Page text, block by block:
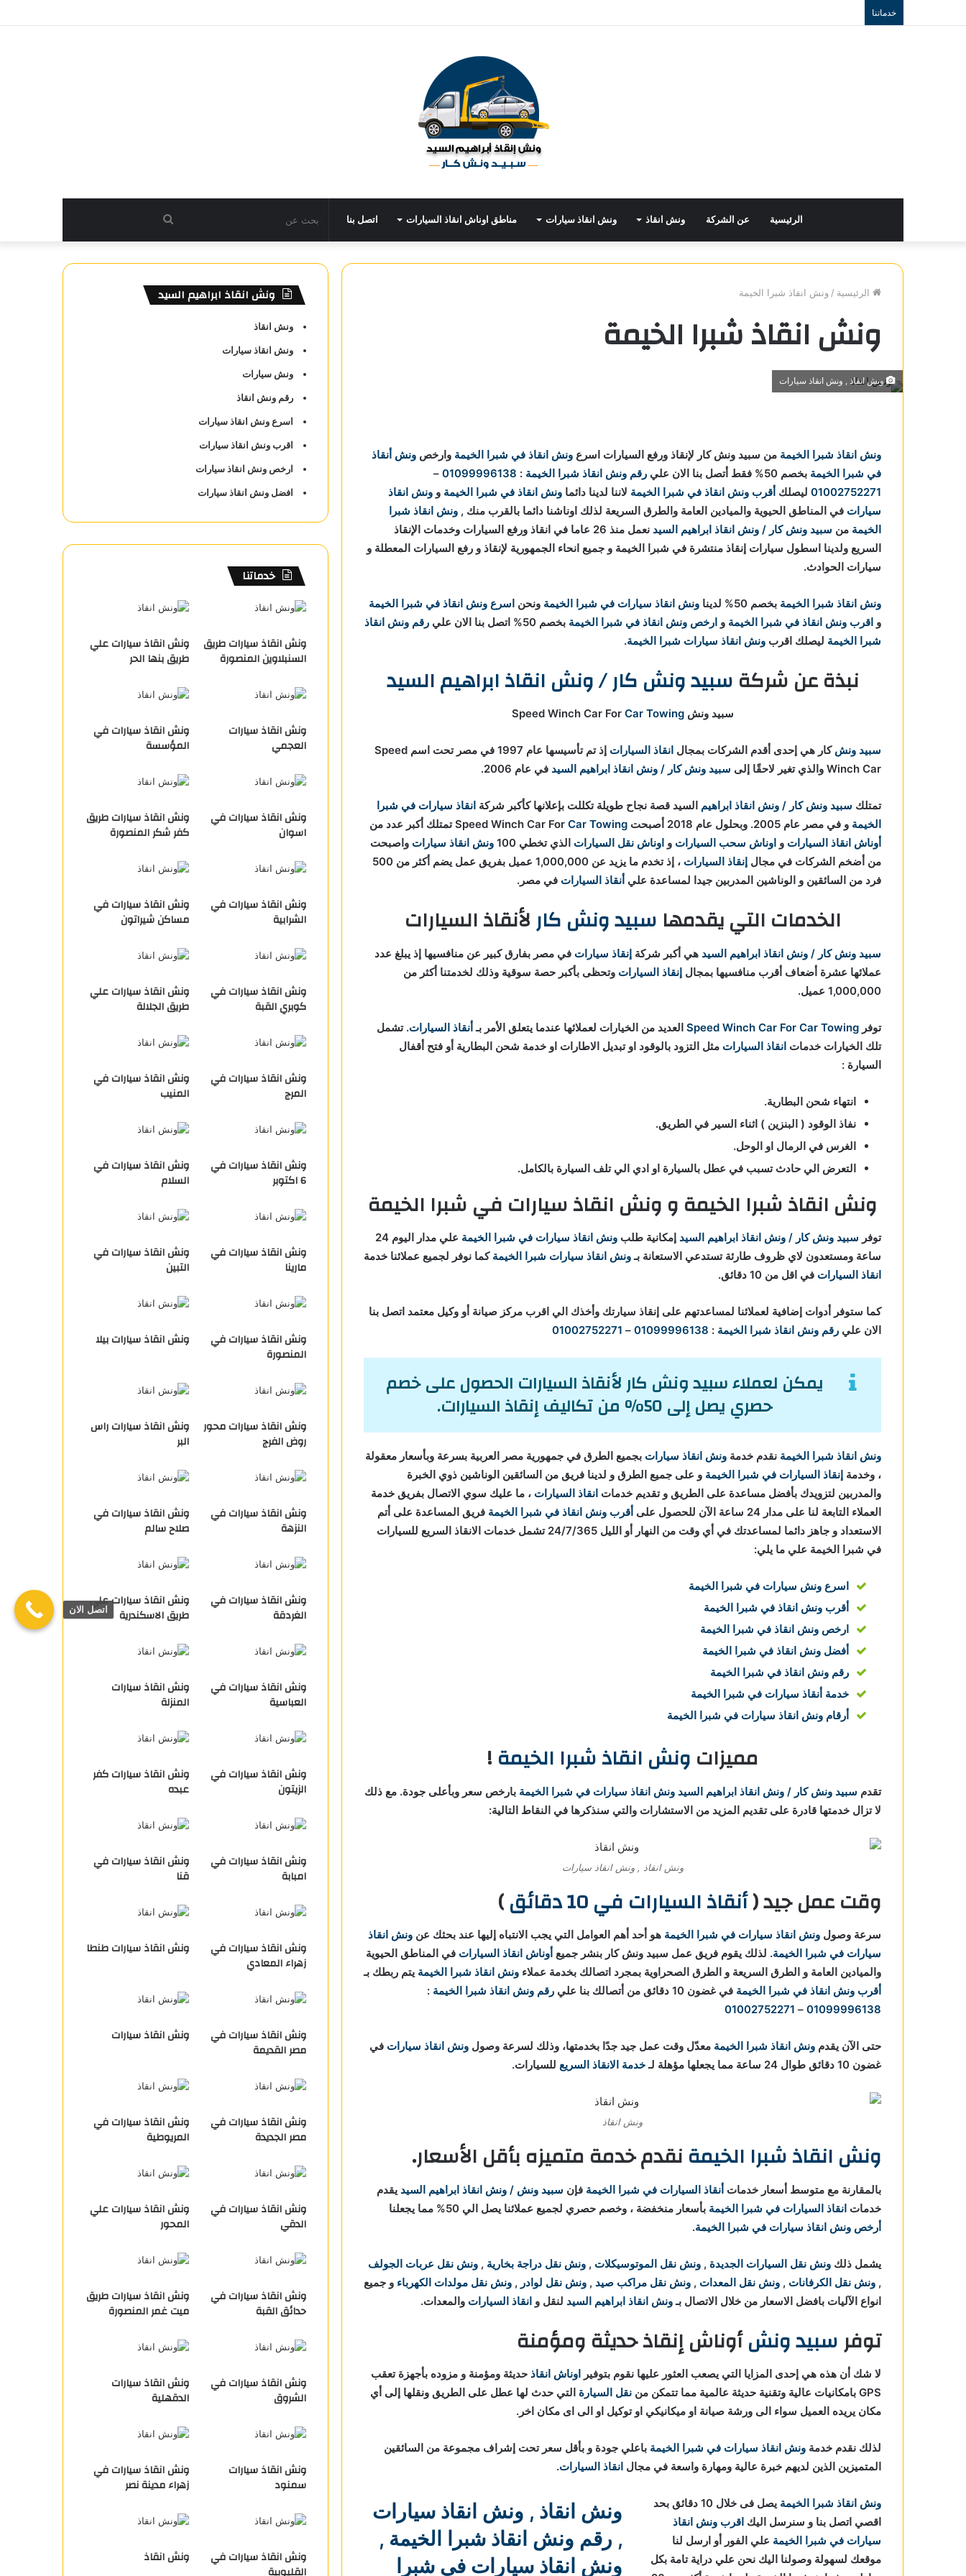
خدماتنا
الرئيسية عن الشركة ونش انقاذ ونش انقاذ سيارات مناطق اوناش انقاذ السيارات اتصل بنا
عن
الرئيسية / ونش انقاذ شبرا الخيمة
ونش انقاذ شبرا الخيمة
ونش انقاذ , ونش انقاذ سيارات
ونش انقاذ شبرا الخيمة من سبيد ونش كار لإنقاذ ورفع السيارات اسرع ونش انقاذ في شبرا الخيمة وارخص ونش أنقاذ
في شبرا الخيمة بخصم 50% فقط أتصل بنا الان علي رقم ونش انقاذ شبرا الخيمة :
01099996138
–
01002752271 ليصلك أقرب ونش انقاذ في شبرا الخيمة لاننا لدينا دائما ونش انقاذ في شبرا الخيمة و ونش انقاذ
سيارات في المناطق الحيوية والميادين العامة والطرق السريعة لذلك اوناشنا دائما بالقرب منك , ونش انقاذ شبرا
الخيمة من سبيد ونش كار / ونش انقاذ ابراهيم السيد
نعمل منذ 26 عاما في انقاذ ورفع السيارات وخدمات الإنقاذ
السريع ولدينا اسطول سيارات إنقاذ منتشرة في شبرا الخيمة و جميع انحاء الجمهورية لإنقاذ و رفع السيارات المعطلة و
سيارات الحوادث.
ونش انقاذ شبرا الخيمة بخصم 50% لدينا ونش انقاذ سيارات في شبرا الخيمة ونحن اسرع ونش انقاذ في شبرا الخيمة
و اقرب ونش انقاذ في شبرا الخيمة و ارخص ونش انقاذ في شبرا الخيمة بخصم 50% اتصل بنا الان علي
رقم ونش انقاذ
شبرا الخيمة ليصلك اقرب ونش انقاذ سيارات شبرا الخيمة.
نبذة عن شركة سبيد ونش كار / ونش انقاذ ابراهيم السيد
سبيد ونش Speed Winch Car ForCar Towing
سبيد ونش كار هي إحدى أقدم الشركات بمجال انقاذ السيارات
إذ تم تأسيسها عام 1997 في مصر تحت اسم Speed
Winch Car والذي تغير لاحقًا إلى
سبيد ونش كار / ونش انقاذ ابراهيم السيد في عام 2006.
تمتلك سبيد ونش كار / ونش انقاذ ابراهيم السيد قصة نجاح طويلة تكللت بإعلانها كأكبر شركة انقاذ سيارات في شبرا
الخيمة و في مصر عام 2005. وبحلول عام 2018 أصبحت Speed Winch Car For Car Towing
تمتلك أكبر عدد من
أوناش انقاذ السيارات و اوناش سحب السيارات و اوناش نقل السيارات الذي تخطي 100 ونش انقاذ سيارات واصبحت
من أضخم الشركات في مجال إنقاذ السيارات
، إذ تخدم ما يزيد عن 1,000,000 عميل بفريق عمل يضم أكثر من 500
فرد من السائقين و الوناشين المدربين جيدا لمساعدة علي أنقاذ السيارات في مصر.
الخدمات التي يقدمها سبيد ونش كارلأنقاذ السيارات
سبيد ونش كار / ونش انقاذ ابراهيم السيد هي أكبر شركة إنقاذ سيارات في مصر بفارق كبير عن منافسيها إذ يبلغ عدد
عملائها عشرة أضعاف أقرب منافسيها بمجال إنقاذ السيارات وتحظى بأكبر حصة سوقية وذلك لخدمتنا أكثر من
1,000,000 عميل.
توفر Speed Winch Car For Car Towing العديد من الخيارات لعملائها عندما يتعلق الأمر بـأنقاذ السيارات. تشمل
تلك الخيارات خدمات انقاذ السيارات مثل التزود بالوقود او تبديل الاطارات او خدمة شحن البطارية أو فتح أقفال
السيارة :
انتهاء شحن البطارية.
نفاذ الوقود ( البنزين ) اثناء السير في الطريق.
الغرس في الرمال او الوحل.
التعرض الي حادث تسبب في عطل بالسيارة او ادي الي تلف السيارة بالكامل.
ونش انقاذ شبرا الخيمة و ونش انقاذ سيارات في شبرا الخيمة
توفر سبيد ونش كار / ونش انقاذ ابراهيم السيد إمكانية طلب ونش انقاذ سيارات في شبرا الخيمة
علي مدار اليوم 24
ساعة ومستعدون لاي ظروف طارئة تستدعي الاستعانة بـونش انقاذ سيارات شبرا الخيمة كما نوفر لجميع عملائنا خدمة
انقاذ السيارات في اقل من 10 دقائق.
كما ستوفر أدوات إضافية لعملائنا لمساعدتهم على إنقاذ سيارتك وأخذك الي اقرب مركز صيانة أو وكيل معتمد اتصل بنا
الان علي رقم ونش انقاذ شبرا الخيمة :
01099996138
–
01002752271
يمكن لعملاء سبيد ونش كار لأنقاذ السيارات الحصول على خصم
حصري يصل إلى 50% من تكاليف إنقاذ السيارات.
ونش انقاذ شبرا الخيمة نقدم خدمة ونش انقاذ سيارات بجميع الطرق في جمهورية مصر العربية بسرعة وبأسعار معقولة
، وخدمة إنقاذ السيارات في شبرا الخيمة و على جميع الطرق و لدينا فريق من السائقين الوناشين ذوي الخبرة
والمدربين لتزويدك بأفضل مساعدة على الطريق و تقديم خدمات انقاذ السيارات ، ما عليك سوي الاتصال بفريق خدمة
العملاء التابعة لنا على مدار 24 ساعة الآن للحصول على
أقرب ونش انقاذ في شبرا الخيمة فريق المساعدة على أتم
الاستعداد و جاهز دائما لمساعدتك في أي وقت من النهار أو الليل 24/7/365 تشمل خدمات الانقاذ السريع للسيارات
في شبرا الخيمة علي ما يلي:
اسرع ونش سيارات في شبرا الخيمة
أقرب ونش انقاذ في شبرا الخيمة
ارخص ونش انقاذ في شبرا الخيمة
أفضل ونش انقاذ في شبرا الخيمة
رقم ونش انقاذ في شبرا الخيمة
خدمة أنقاذ سيارات في شبرا الخيمة
أرقام ونش انقاذ سيارات في شبرا الخيمة
مميزات ونش انقاذ شبرا الخيمة !
تقدم سبيد ونش كار / ونش انقاذ ابراهيم السيد ونش انقاذ سيارات في شبرا الخيمة بارخص سعر وبأعلى جودة. مع ذلك
لا تزال خدمتها قادرة على تقديم المزيد من الاستشارات والتي سنذكرها في النقاط التالية:
ونش انقاذ , ونش انقاذ سيارات
وقت عمل جيد (أنقاذ السيارات في 10 دقائق )
سرعة وصول ونش انقاذ سيارات في شبرا الخيمة هو أحد أهم العوامل التي يجب الانتباه إليها عند بحثك عن ونش انقاذ
سيارات في شبرا الخيمة. لذلك يقوم فريق عمل سبيد ونش كار بنشر جميع أوناش انقاذ السيارات في المناطق الحيوية
والميادين العامة و الطرق السريعة و الطرق الصحراوية بمجرد اتصالك بخدمة عملاء ونش انقاذ شبرا الخيمة يتم ربطك بـ
أقرب ونش انقاذ في شبرا الخيمة في غضون 10 دقائق من أتصالك بنا علي رقم ونش انقاذ شبرا الخيمة :
01099996138
–
01002752271
حتى الآن يقدم ونش انقاذ شبرا الخيمة معدّل وقت عمل جيد جدًا بخدمتها، وذلك لسرعة وصول ونش انقاذ سيارات في
غضون 10 دقائق طوال 24 ساعة مما يجعلها مؤهلة لـ
خدمة الانقاذ السريع للسيارات.
ونش انقاذ
ونش انقاذ شبرا الخيمة نقدم خدمة متميزه بأقل الأسعار.
بالمقارنة مع متوسط أسعار خدمات أنقاذ السيارات في شبرا الخيمة فإن سبيد ونش / ونش انقاذ ابراهيم السيد يقدم
خدمات انقاذ السيارات في شبرا الخيمة بأسعار منخفضة ، وخصم حصري لجميع عملائنا يصل الي 50% مما يجعلنا
أرخص ونش انقاذ سيارات في شبرا الخيمة.
يشمل ذلك ونش نقل السيارات الجديدة , ونش نقل الموتوسيكلات , ونش نقل دراجة بخارية , ونش نقل عربات الجولف
, ونش نقل الكرفانات , ونش نقل المعدات , ونش نقل مراكب صيد , ونش نقل لوادر , ونش نقل مولدات الكهرباء و جميع
انواع الآليات بافضل الاسعار من خلال الاتصال بـونش انقاذ ابراهيم السيد لنقل و انقاذ السيارات والمعدات.
توفرسبيد ونشأوناش إنقاذ حديثة ومؤمنة
لا شك أن هذه هي إحدى المزايا التي يصعب العثور عليها نقوم بتوفير اوناش انقاذ حديثة ومؤمنة و مزوده بأجهزة تعقب
GPS بامكانيات عالية وتقنية حديثة عالمية مما تتمكن من
نقل السيارة التي حدث لها عطل على الطريق ونقلها إلى أي
مكان يريده العميل سواء الى ورشة صيانة او ميكانيكي او توكيل او الى اى مكان اخر.
لذلك نقدم خدمة ونش انقاذ سيارات في شبرا الخيمة باعلي جودة و بأقل سعر تحت إشراف مجموعة من السائقين
المتميزين الذين لديهم خبرة عالية ومهارة واسعة في مجال انقاذ السيارات.
ونش انقاذ , ونش انقاذ سيارات
, رقم ونش انقاذ شبرا الخيمة ,
ونش انقاذ سيارات في شبرا
ونش انقاذ شبرا الخيمة
يصل فى خلال 10 دقائق بحد
اقصي اتصل بنا و سنرسل اليك اقرب ونش انقاذ
سيارات في شبرا الخيمة علي الفور أو ارسل لنا
موقعك لسهولة وصولنا اليك نحن علي دراية تامة بكل
ونش انقاذ ابراهيم السيد
ونش انقاذ
ونش انقاذ سيارات
ونش سيارات
رقم ونش انقاذ
اسرع ونش انقاذ سيارات
اقرب ونش انقاذ سيارات
ارخص ونش انقاذ سيارات
افضل ونش انقاذ سيارات
خدماتنا
ونش انقاذ سيارات طريق
السنبلاوين المنصورة
ونش انقاذ سيارات علي
طريق بنها الحر
ونش انقاذ سيارات
العجمي
ونش انقاذ سيارات في
المؤسسة
ونش انقاذ سيارات في
اسوان
ونش انقاذ سيارات طريق
كفر شكر المنصورة
ونش انقاذ سيارات في
الشرابية
ونش انقاذ سيارات في
مساكن شيراتون
ونش انقاذ سيارات في
كوبري القبة
ونش انقاذ سيارات علي
طريق الجلالة
ونش انقاذ سيارات في
المرج
ونش انقاذ سيارات في
المنيب
ونش انقاذ سيارات في
6 اكتوبر
ونش انقاذ سيارات في
السلام
ونش انقاذ سيارات في
مارينا
ونش انقاذ سيارات في
التبين
ونش انقاذ سيارات في
المنصورة
ونش انقاذ سيارات بيلا
ونش انقاذ سيارات محور
روض الفرج
ونش انقاذ سيارات راس
البر
ونش انقاذ سيارات في
النزهة
ونش انقاذ سيارات في
صلاح سالم
ونش انقاذ سيارات في
الغردقة
ونش انقاذ سيارات علي
طريق الاسكندرية
ونش انقاذ سيارات في
العباسية
ونش انقاذ سيارات
المنزلة
ونش انقاذ سيارات في
الزيتون
ونش انقاذ سيارات كفر
عبده
ونش انقاذ سيارات في
امبابة
ونش انقاذ سيارات في
قنا
ونش انقاذ سيارات في
زهراء المعادي
ونش انقاذ سيارات طنطا
ونش انقاذ سيارات في
مصر القديمة
ونش انقاذ سيارات
ونش انقاذ سيارات في
مصر الجديدة
ونش انقاذ سيارات في
المريوطية
ونش انقاذ سيارات في
الدقي
ونش انقاذ سيارات علي
المحور
ونش انقاذ سيارات في
حدائق القبة
ونش انقاذ سيارات طريق
ميت غمر المنصورة
ونش انقاذ سيارات في
الشروق
ونش انقاذ سيارات
الدقهلية
ونش انقاذ سيارات
سمنود
ونش انقاذ سيارات في
زهراء مدينة نصر
ونش انقاذ سيارات في
ونش انقاذ
اتصل الان